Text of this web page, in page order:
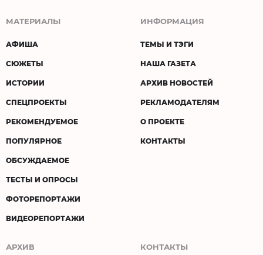
МАТЕРИАЛЫ
АФИША
СЮЖЕТЫ
ИСТОРИИ
СПЕЦПРОЕКТЫ
РЕКОМЕНДУЕМОЕ
ПОПУЛЯРНОЕ
ОБСУЖДАЕМОЕ
ТЕСТЫ И ОПРОСЫ
ФОТОРЕПОРТАЖИ
ВИДЕОРЕПОРТАЖИ
ИНФОРМАЦИЯ
ТЕМЫ И ТЭГИ
НАША ГАЗЕТА
АРХИВ НОВОСТЕЙ
РЕКЛАМОДАТЕЛЯМ
О ПРОЕКТЕ
КОНТАКТЫ
АРХИВ КОНТАКТЫ